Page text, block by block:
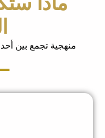
تجمع بين أحدث